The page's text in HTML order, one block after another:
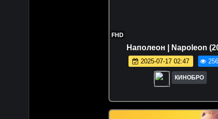
FHD
Наполеон | Napoleon
2025-07-17 02:47
КИНОБРО